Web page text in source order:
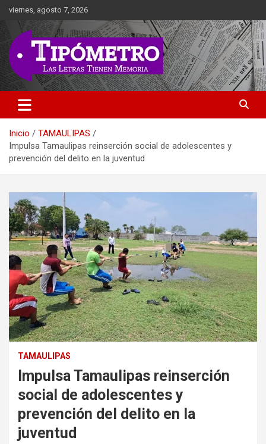
Saltar
contenido
viernes, agosto 7, 2026
Tipometro
Las Letras Tienen Memoria
Inicio
TAMAULIPAS
Impulsa Tamaulipas reinserción social de adolescentes y
prevención del delito en la juventud
TAMAULIPAS
Impulsa Tamaulipas reinserción
social de adolescentes y
prevención del delito en la
juventud